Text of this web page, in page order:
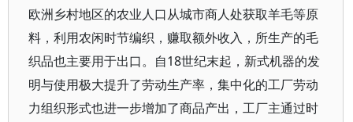
欧洲乡村地区的农业人口从城市商人处获取羊毛等原
料，利用农闲时节编织，赚取额外收入，所生产的毛
织品也主要用于出口。自18世纪末起，新式机器的发
明与使用极大提升了劳动生产率，集中化的工厂劳动
力组织形式也进一步增加了商品产出，工厂主通过时